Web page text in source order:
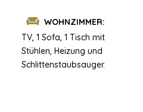
WOHNZIMMER:
TV, 1 Sofa, 1 Tisch mit
Stühlen, Heizung und
Schlittenstaubsauger.